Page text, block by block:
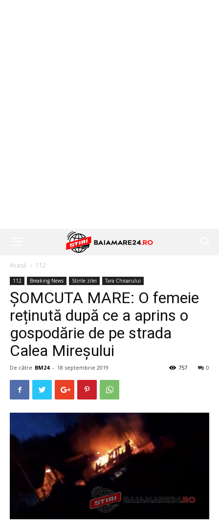
Acasă 112
112 Breaking News Stirile zilei Tara Chioarului
ȘOMCUTA MARE: O femeie
reținută după ce a aprins o
gospodărie de pe strada
Calea Mireșului
De către BM24 - 18 septembrie 2019 0
757